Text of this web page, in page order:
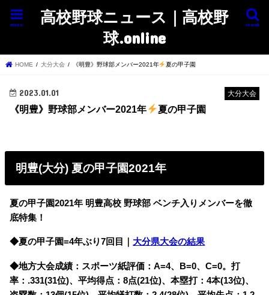
高校野球ニュース｜高校野
球.online
search
menu
HOME 大分大会 《明豊》野球部メンバー2021年 夏の甲子園
大分大会
2023.01.01
《明豊》野球部メンバー2021年 夏の甲子園
明豊(大分) 夏の甲子園2021年
夏の甲子園2021年 明豊高校 野球部 ベンチ入りメンバーを徹
底特集！
◆夏の甲子園=4年ぶり7回目｜ 大分県大会の結果
◆地方大会成績：スポーツ紙評価：A=4、B=0、C=0。打
率：.331(31位)、平均得点：8点(21位)、本塁打：4本(13位)、